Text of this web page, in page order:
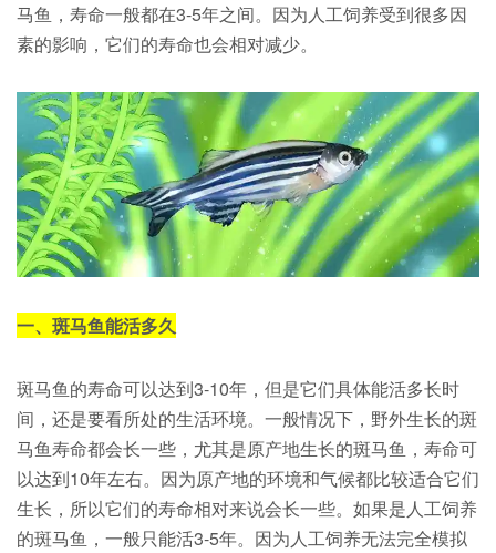
马鱼，寿命一般都在3-5年之间。因为人工饲养受到很多因
素的影响，它们的寿命也会相对减少。
一、斑马鱼能活多久
斑马鱼的寿命可以达到3-10年，但是它们具体能活多长时
间，还是要看所处的生活环境。一般情况下，野外生长的斑
马鱼寿命都会长一些，尤其是原产地生长的斑马鱼，寿命可
以达到10年左右。因为原产地的环境和气候都比较适合它们
生长，所以它们的寿命相对来说会长一些。如果是人工饲养
的斑马鱼，一般只能活3-5年。因为人工饲养无法完全模拟